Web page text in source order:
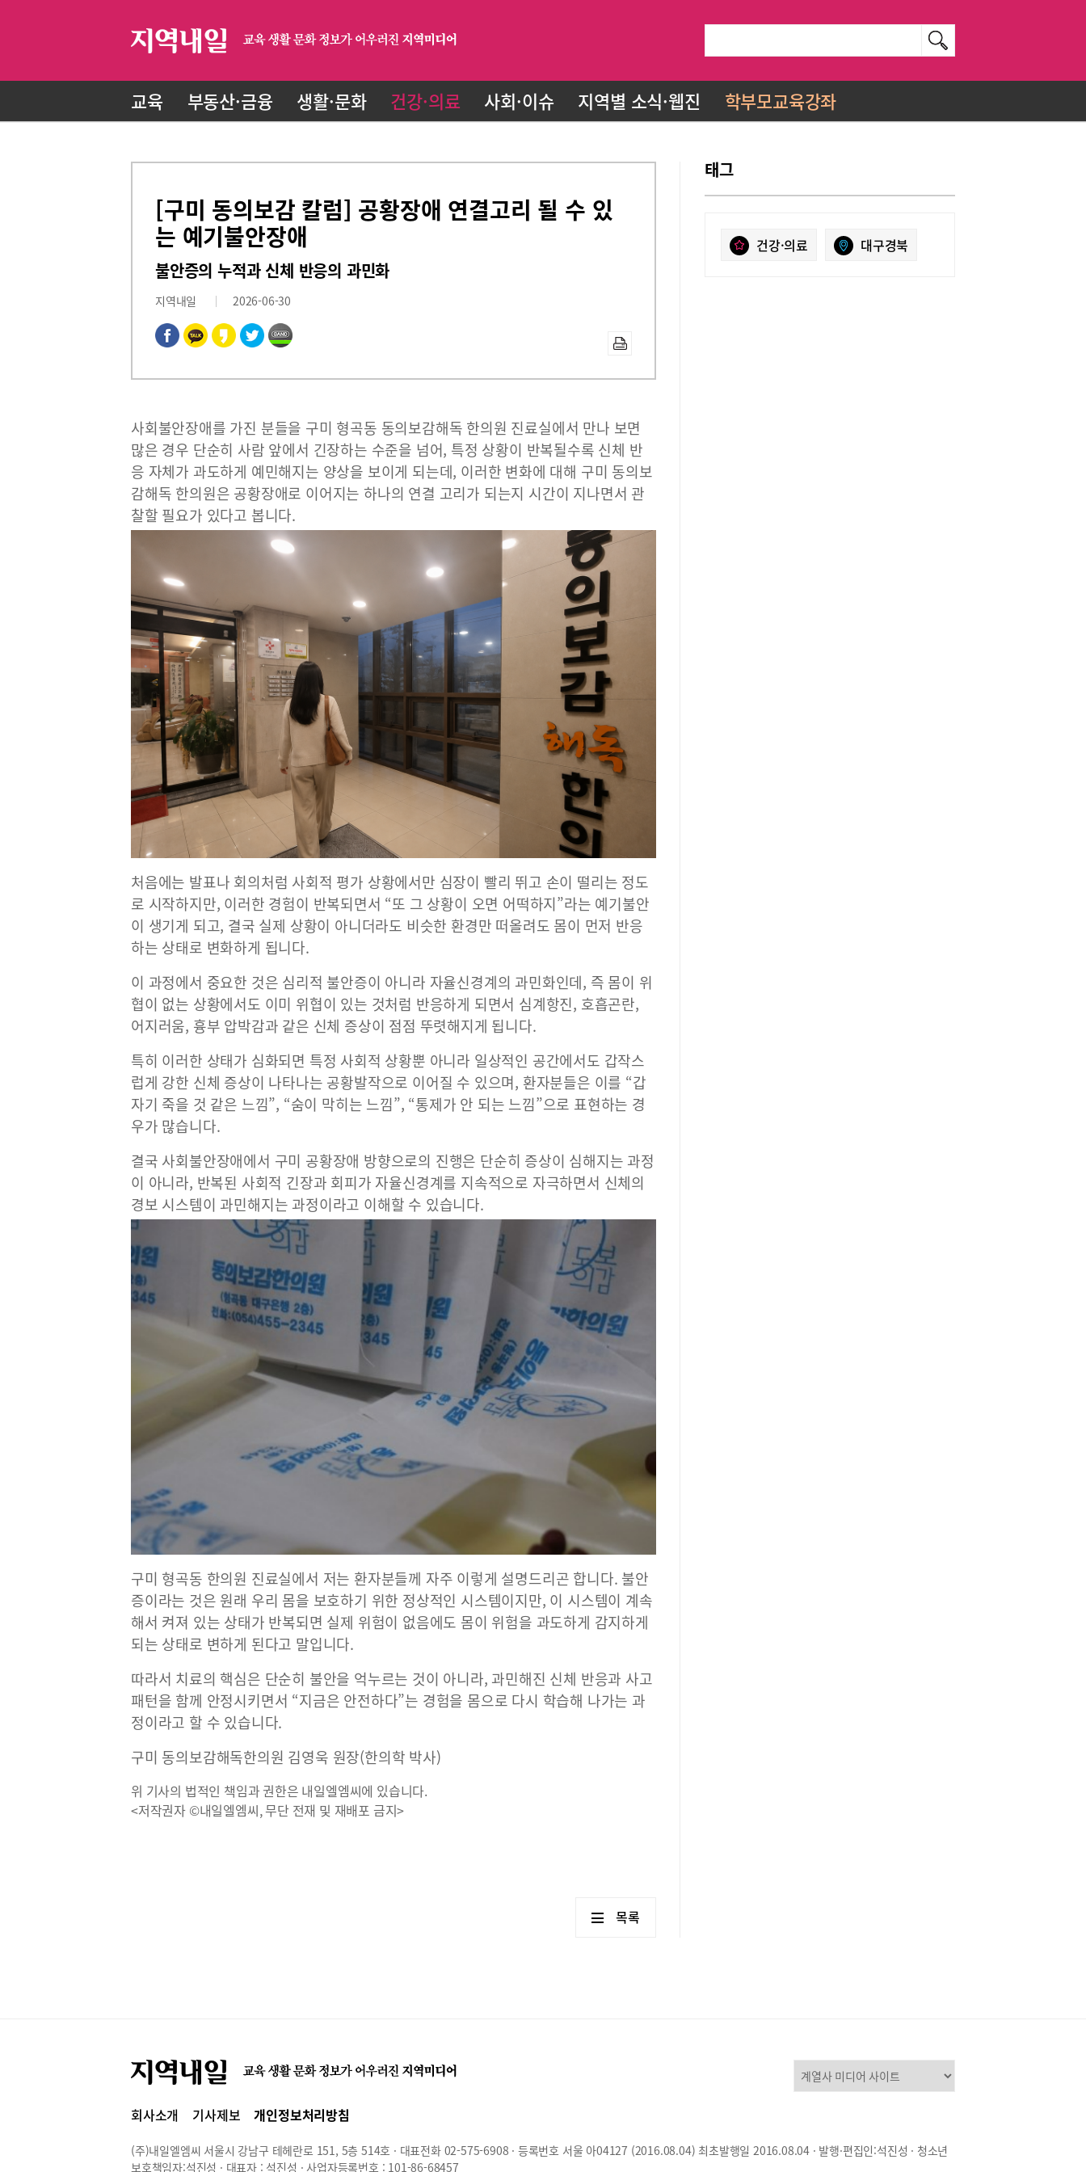
교육 부동산·금융 생활·문화 건강·의료 사회·이슈 지역별 소식·웹진 학부모교육강좌
[구미 동의보감 칼럼] 공황장애 연결고리 될 수 있
는 예기불안장애
불안증의 누적과 신체 반응의 과민화
지역내일 2026-06-30
사회불안장애를 가진 분들을 구미 형곡동 동의보감해독 한의원 진료실에서 만나 보면
많은 경우 단순히 사람 앞에서 긴장하는 수준을 넘어, 특정 상황이 반복될수록 신체 반
응 자체가 과도하게 예민해지는 양상을 보이게 되는데, 이러한 변화에 대해 구미 동의보
감해독 한의원은 공황장애로 이어지는 하나의 연결 고리가 되는지 시간이 지나면서 관
찰할 필요가 있다고 봅니다.
처음에는 발표나 회의처럼 사회적 평가 상황에서만 심장이 빨리 뛰고 손이 떨리는 정도
로 시작하지만, 이러한 경험이 반복되면서 “또 그 상황이 오면 어떡하지”라는 예기불안
이 생기게 되고, 결국 실제 상황이 아니더라도 비슷한 환경만 떠올려도 몸이 먼저 반응
하는 상태로 변화하게 됩니다.
이 과정에서 중요한 것은 심리적 불안증이 아니라 자율신경계의 과민화인데, 즉 몸이 위
협이 없는 상황에서도 이미 위협이 있는 것처럼 반응하게 되면서 심계항진, 호흡곤란,
어지러움, 흉부 압박감과 같은 신체 증상이 점점 뚜렷해지게 됩니다.
특히 이러한 상태가 심화되면 특정 사회적 상황뿐 아니라 일상적인 공간에서도 갑작스
럽게 강한 신체 증상이 나타나는 공황발작으로 이어질 수 있으며, 환자분들은 이를 “갑
자기 죽을 것 같은 느낌”, “숨이 막히는 느낌”, “통제가 안 되는 느낌”으로 표현하는 경
우가 많습니다.
결국 사회불안장애에서 구미 공황장애 방향으로의 진행은 단순히 증상이 심해지는 과정
이 아니라, 반복된 사회적 긴장과 회피가 자율신경계를 지속적으로 자극하면서 신체의
경보 시스템이 과민해지는 과정이라고 이해할 수 있습니다.
구미 형곡동 한의원 진료실에서 저는 환자분들께 자주 이렇게 설명드리곤 합니다. 불안
증이라는 것은 원래 우리 몸을 보호하기 위한 정상적인 시스템이지만, 이 시스템이 계속
해서 켜져 있는 상태가 반복되면 실제 위험이 없음에도 몸이 위험을 과도하게 감지하게
되는 상태로 변하게 된다고 말입니다.
따라서 치료의 핵심은 단순히 불안을 억누르는 것이 아니라, 과민해진 신체 반응과 사고
패턴을 함께 안정시키면서 “지금은 안전하다”는 경험을 몸으로 다시 학습해 나가는 과
정이라고 할 수 있습니다.
구미 동의보감해독한의원 김영욱 원장(한의학 박사)
위 기사의 법적인 책임과 권한은 내일엘엠씨에 있습니다.
<저작권자 ©내일엘엠씨, 무단 전재 및 재배포 금지>
목록
태그
건강·의료 대구경북
회사소개 기사제보 개인정보처리방침
(주)내일엘엠씨 서울시 강남구 테헤란로 151, 5층 514호 · 대표전화 02-575-6908 · 등록번호 서울 아04127 (2016.08.04) 최초발행일 2016.08.04 · 발행·편집인:석진성 · 청소년
보호책임자:석진성 · 대표자 : 석진성 · 사업자등록번호 : 101-86-68457